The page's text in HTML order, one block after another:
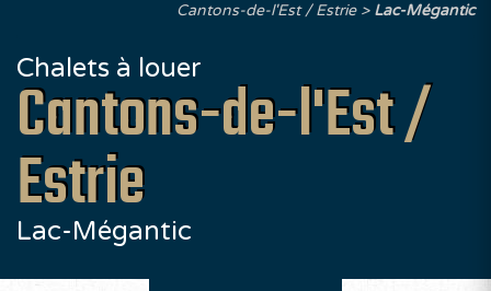
Cantons-de-l'Est / Estrie
Lac-Mégantic
Chalets à louer
Cantons-de-l'Est /
Estrie
Lac-Mégantic